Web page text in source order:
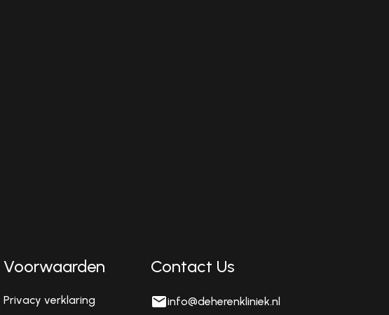
Voorwaarden
Privacy verklaring
Contact Us
info@deherenkliniek.nl